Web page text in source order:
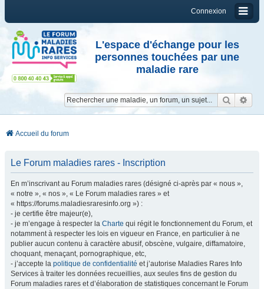
Connexion
L'espace d'échange pour les
personnes touchées par une
maladie rare
Accueil du forum
Le Forum maladies rares - Inscription
En m’inscrivant au Forum maladies rares (désigné ci-après par « nous »,
« notre », « nos », « Le Forum maladies rares » et
« https://forums.maladiesraresinfo.org ») :
- je certifie être majeur(e),
- je m’engage à respecter la Charte qui régit le fonctionnement du Forum, et
notamment à respecter les lois en vigueur en France, en particulier à ne
publier aucun contenu à caractère abusif, obscène, vulgaire, diffamatoire,
choquant, menaçant, pornographique, etc,
- j’accepte la politique de confidentialité et j’autorise Maladies Rares Info
Services à traiter les données recueillies, aux seules fins de gestion du
Forum maladies rares et d’élaboration de statistiques concernant le Forum